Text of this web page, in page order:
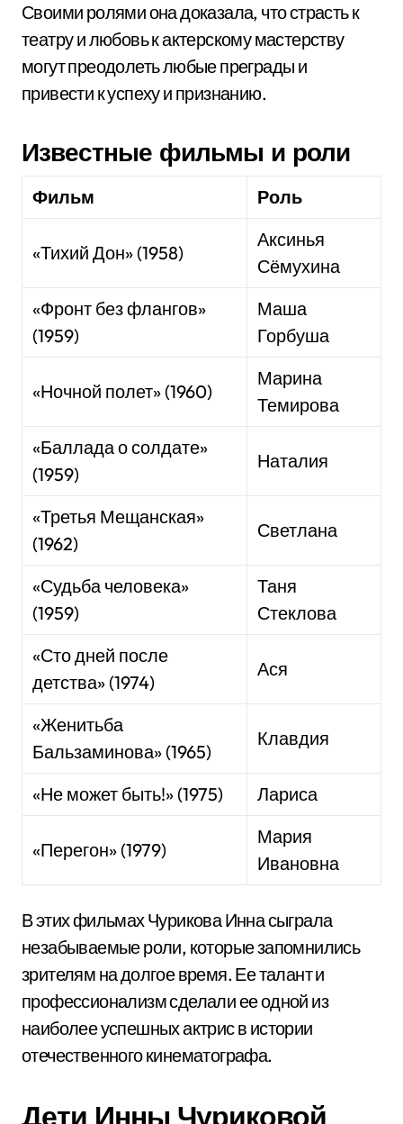
Своими ролями она доказала, что страсть к
театру и любовь к актерскому мастерству
могут преодолеть любые преграды и
привести к успеху и признанию.
Известные фильмы и роли
Фильм Роль
«Тихий Дон» (1958)
Аксинья
Сёмухина
«Фронт без флангов»
(1959)
Маша
Горбуша
«Ночной полет» (1960)
Марина
Темирова
«Баллада о солдате»
(1959)
Наталия
«Третья Мещанская»
(1962)
Светлана
«Судьба человека»
(1959)
Таня
Стеклова
«Сто дней после
детства» (1974)
Ася
«Женитьба
Бальзаминова» (1965)
Клавдия
«Не может быть!» (1975) Лариса
«Перегон» (1979)
Мария
Ивановна
В этих фильмах Чурикова Инна сыграла
незабываемые роли, которые запомнились
зрителям на долгое время. Ее талант и
профессионализм сделали ее одной из
наиболее успешных актрис в истории
отечественного кинематографа.
Дети Инны Чуриковой